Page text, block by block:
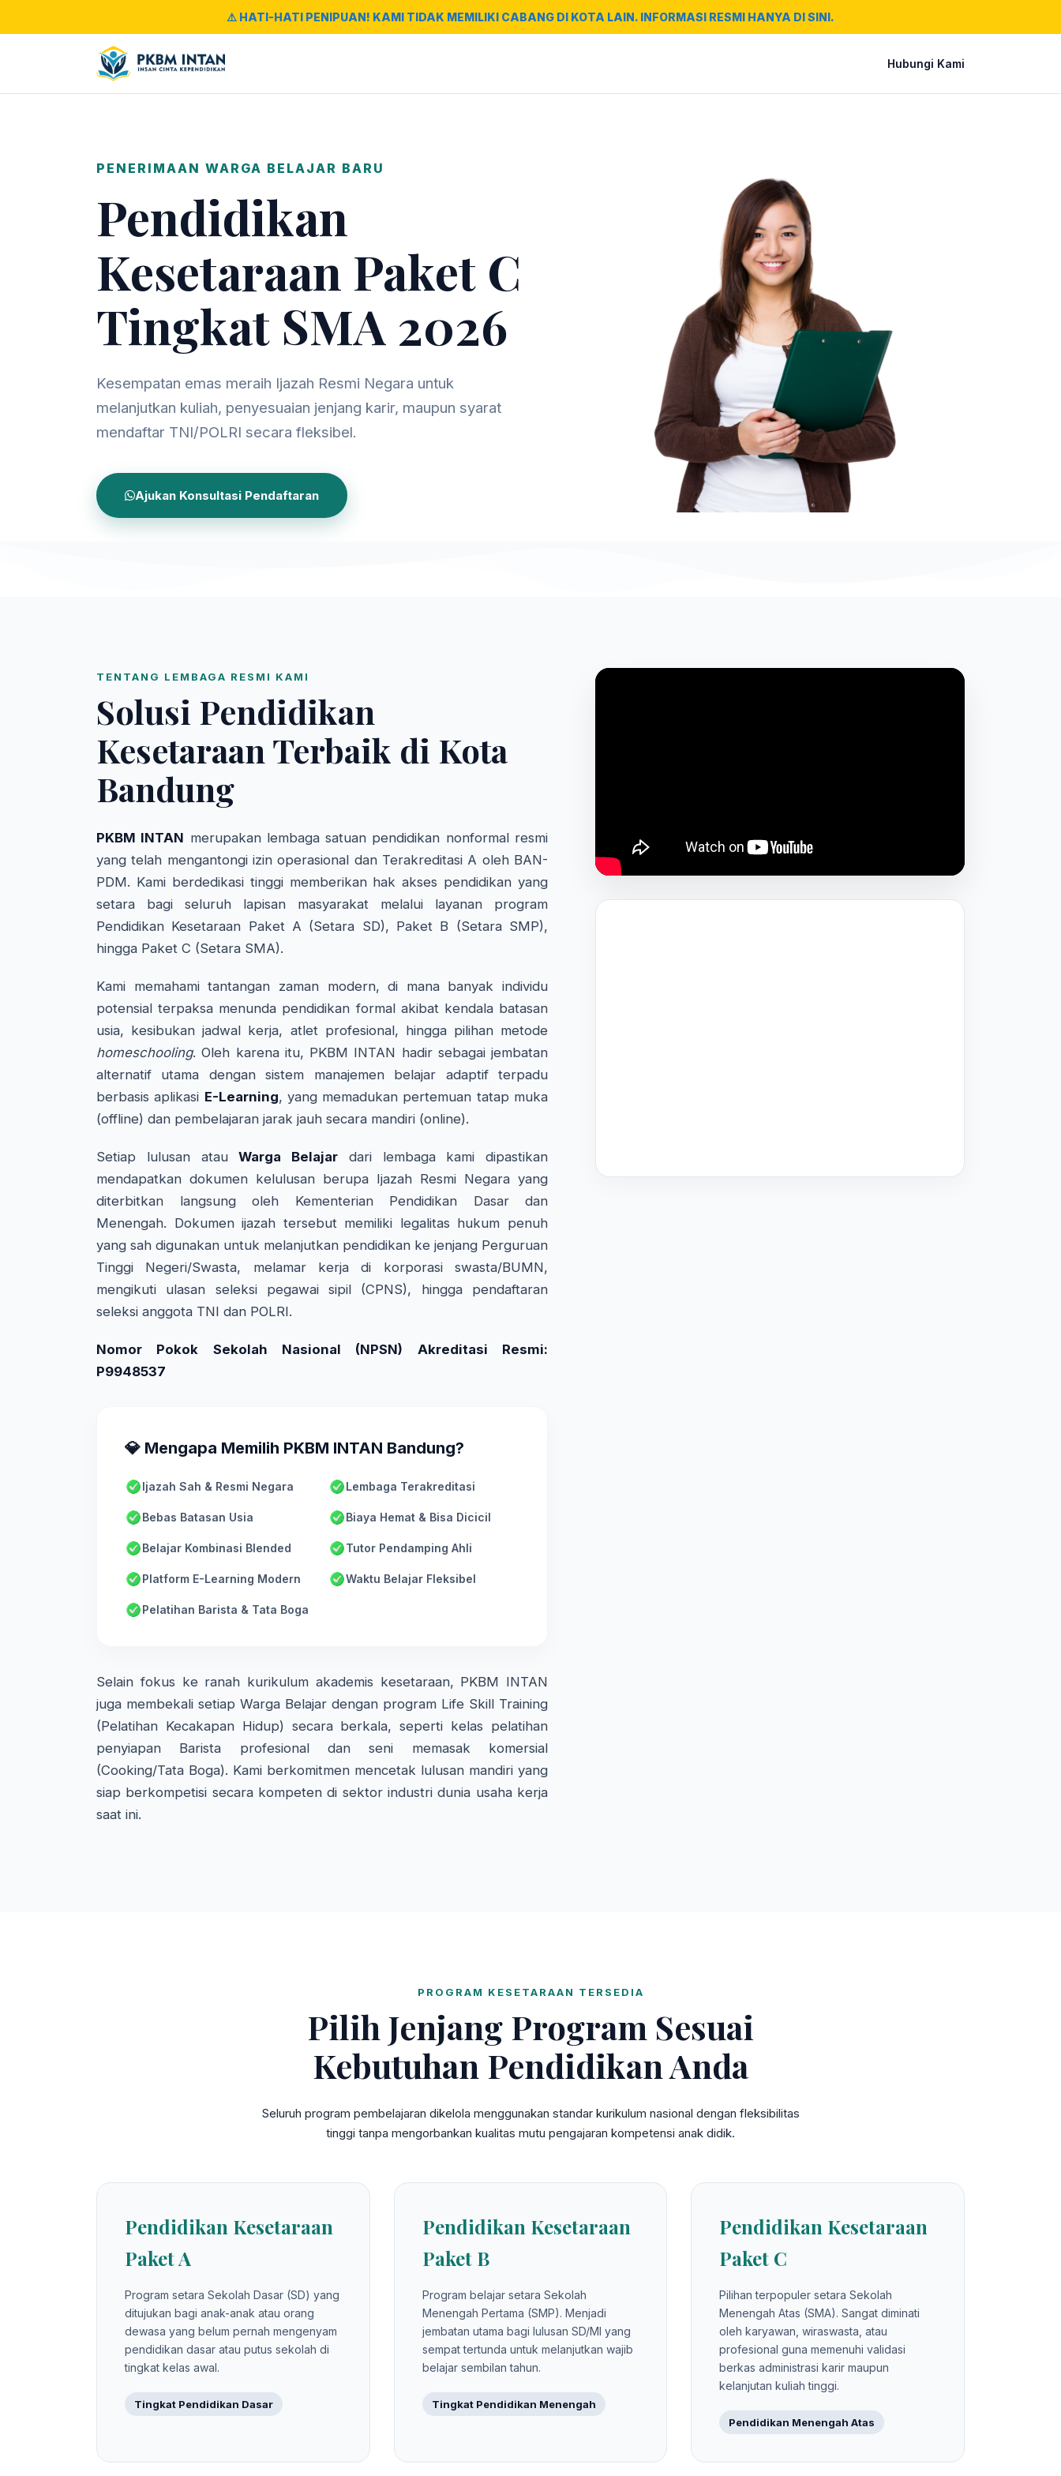
⚠️ HATI-HATI PENIPUAN! KAMI TIDAK MEMILIKI CABANG DI KOTA LAIN. INFORMASI RESMI HANYA DI SINI.
Hubungi Kami
PENERIMAAN WARGA BELAJAR BARU
Pendidikan
Kesetaraan Paket C
Tingkat SMA 2026
Kesempatan emas meraih Ijazah Resmi Negara untuk
melanjutkan kuliah, penyesuaian jenjang karir, maupun syarat
mendaftar TNI/POLRI secara fleksibel.
Ajukan Konsultasi Pendaftaran
TENTANG LEMBAGA RESMI KAMI
Solusi Pendidikan
Kesetaraan Terbaik di Kota
Bandung
PKBM INTAN merupakan lembaga satuan pendidikan nonformal resmi
yang telah mengantongi izin operasional dan Terakreditasi A oleh BAN-
PDM. Kami berdedikasi tinggi memberikan hak akses pendidikan yang
setara bagi seluruh lapisan masyarakat melalui layanan program
Pendidikan Kesetaraan Paket A (Setara SD), Paket B (Setara SMP),
hingga Paket C (Setara SMA).
Kami memahami tantangan zaman modern, di mana banyak individu
potensial terpaksa menunda pendidikan formal akibat kendala batasan
usia, kesibukan jadwal kerja, atlet profesional, hingga pilihan metode
homeschooling. Oleh karena itu, PKBM INTAN hadir sebagai jembatan
alternatif utama dengan sistem manajemen belajar adaptif terpadu
berbasis aplikasi E-Learning, yang memadukan pertemuan tatap muka
(offline) dan pembelajaran jarak jauh secara mandiri (online).
Setiap lulusan atauWarga Belajar dari lembaga kami dipastikan
mendapatkan dokumen kelulusan berupa Ijazah Resmi Negara yang
diterbitkan langsung oleh Kementerian Pendidikan Dasar dan
Menengah. Dokumen ijazah tersebut memiliki legalitas hukum penuh
yang sah digunakan untuk melanjutkan pendidikan ke jenjang Perguruan
Tinggi Negeri/Swasta, melamar kerja di korporasi swasta/BUMN,
mengikuti ulasan seleksi pegawai sipil (CPNS), hingga pendaftaran
seleksi anggota TNI dan POLRI.
Nomor Pokok Sekolah Nasional (NPSN) Akreditasi Resmi:
P9948537
💎 Mengapa Memilih PKBM INTAN Bandung?
Ijazah Sah & Resmi Negara Lembaga Terakreditasi
Bebas Batasan Usia Biaya Hemat & Bisa Dicicil
Belajar Kombinasi Blended Tutor Pendamping Ahli
Platform E-Learning Modern Waktu Belajar Fleksibel
Pelatihan Barista & Tata Boga
Selain fokus ke ranah kurikulum akademis kesetaraan, PKBM INTAN
juga membekali setiap Warga Belajar dengan program Life Skill Training
(Pelatihan Kecakapan Hidup) secara berkala, seperti kelas pelatihan
penyiapan Barista profesional dan seni memasak komersial
(Cooking/Tata Boga). Kami berkomitmen mencetak lulusan mandiri yang
siap berkompetisi secara kompeten di sektor industri dunia usaha kerja
saat ini.
PROGRAM KESETARAAN TERSEDIA
Pilih Jenjang Program Sesuai
Kebutuhan Pendidikan Anda
Seluruh program pembelajaran dikelola menggunakan standar kurikulum nasional dengan fleksibilitas
tinggi tanpa mengorbankan kualitas mutu pengajaran kompetensi anak didik.
Pendidikan Kesetaraan
Paket A
Program setara Sekolah Dasar (SD) yang
ditujukan bagi anak-anak atau orang
dewasa yang belum pernah mengenyam
pendidikan dasar atau putus sekolah di
tingkat kelas awal.
Tingkat Pendidikan Dasar
Pendidikan Kesetaraan
Paket B
Program belajar setara Sekolah
Menengah Pertama (SMP). Menjadi
jembatan utama bagi lulusan SD/MI yang
sempat tertunda untuk melanjutkan wajib
belajar sembilan tahun.
Tingkat Pendidikan Menengah
Pendidikan Kesetaraan
Paket C
Pilihan terpopuler setara Sekolah
Menengah Atas (SMA). Sangat diminati
oleh karyawan, wiraswasta, atau
profesional guna memenuhi validasi
berkas administrasi karir maupun
kelanjutan kuliah tinggi.
Pendidikan Menengah Atas